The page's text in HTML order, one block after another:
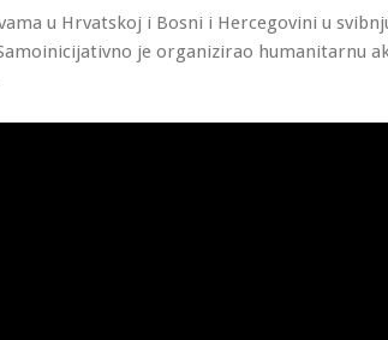
u Hrvatskoj i Bosni i Hercegovini u
je organizirao humanitarnu